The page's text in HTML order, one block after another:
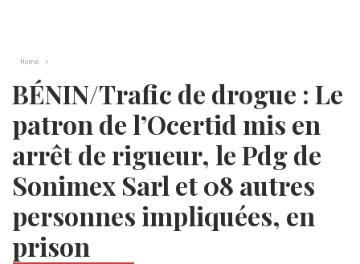
Home
BÉNIN/Trafic de drogue : Le
patron de l’Ocertid mis en
arrêt de rigueur, le Pdg de
Sonimex Sarl et 08 autres
personnes impliquées, en
prison